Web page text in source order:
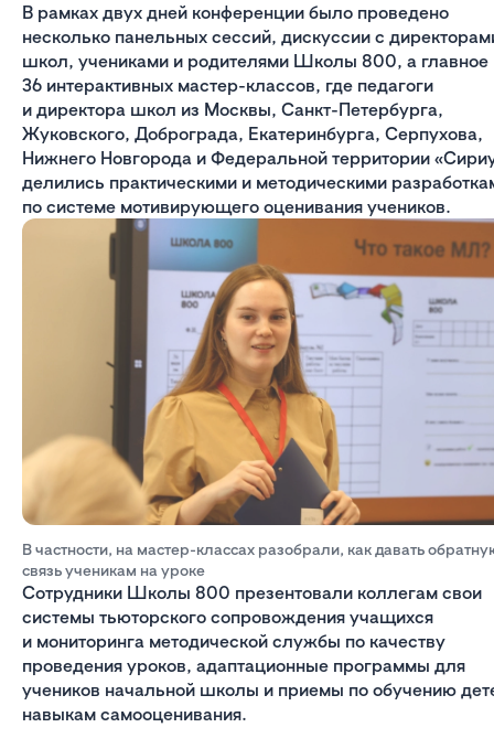
В рамках двух дней конференции было проведено
несколько панельных сессий, дискуссии с
школ, учениками и родителями Школы 800, а
36 интерактивных мастер-классов, где педагоги
и директора школ из Москвы, Санкт-Петербурга,
Жуковского, Доброграда, Екатеринбурга, Серпухова,
Нижнего Новгорода и Федеральной территории
делились практическими и методическими
по системе мотивирующего оценивания учеников.
В частности, на мастер-классах разобрали, как давать
связь ученикам на уроке
Сотрудники Школы 800 презентовали коллегам свои
системы тьюторского сопровождения учащихся
и мониторинга методической службы по качеству
проведения уроков, адаптационные программы для
учеников начальной школы и приемы по обучению
навыкам самооценивания.